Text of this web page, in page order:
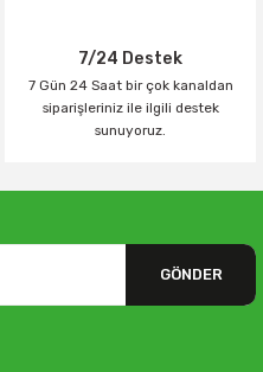
7/24 Destek
7 Gün 24 Saat bir çok kanaldan
siparişleriniz ile ilgili destek
sunuyoruz.
GÖNDER